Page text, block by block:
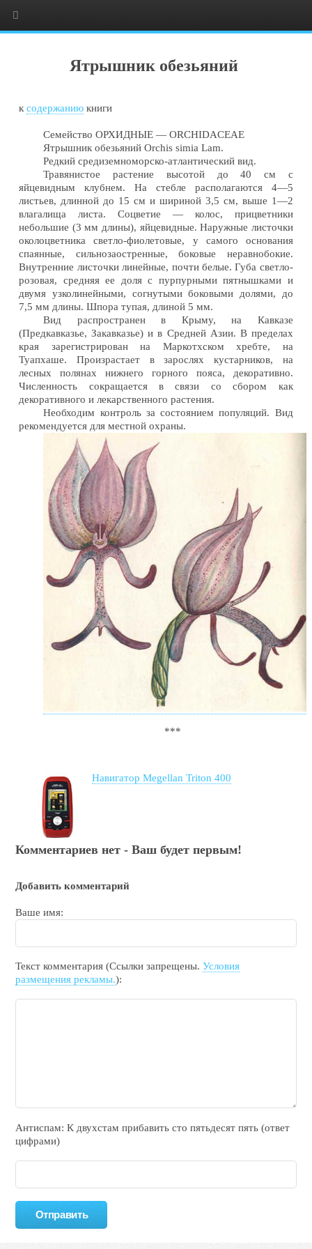
Ятрышник обезьяний
ксодержанию книги
Семейство ОРХИДНЫЕ — ORCHIDACEAE
Ятрышник обезьяний Orchis simia Lam.
Редкий средиземноморско-атлантический вид.
Травянистое растение высотой до 40 см с
яйцевидным клубнем. На стебле располагаются 4—5
листьев, длинной до 15 см и шириной 3,5 см, выше 1—2
влагалища листа. Соцветие — колос, прицветники
небольшие (3 мм длины), яйцевидные. Наружные листочки
околоцветника светло-фиолетовые, у самого основания
спаянные, сильнозаостренные, боковые неравнобокие.
Внутренние листочки линейные, почти белые. Губа светло-
розовая, средняя ее доля с пурпурными пятнышками и
двумя узколинейными, согнутыми боковыми долями, до
7,5 мм длины. Шпора тупая, длиной 5 мм.
Вид распространен в Крыму, на Кавказе
(Предкавказье, Закавказье) и в Средней Азии. В пределах
края зарегистрирован на Маркотхском хребте, на
Туапхаше. Произрастает в зарослях кустарников, на
лесных полянах нижнего горного пояса, декоративно.
Численность сокращается в связи со сбором как
декоративного и лекарственного растения.
Необходим контроль за состоянием популяций. Вид
рекомендуется для местной охраны.
***
Навигатор Megellan Triton 400
Комментариев нет - Ваш будет первым!
Добавить комментарий
Ваше имя:
Текст комментария (Ссылки запрещены.Условия
размещения рекламы.):
Антиспам: К двухcтам прибавить cто пятьдecят пять (ответ
цифрами)